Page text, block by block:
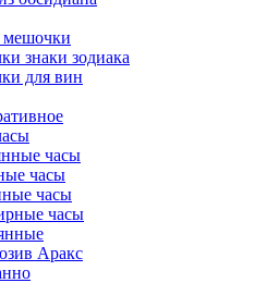
знаки зодиака
для вин
часы
часы
часы
часы
Аракс